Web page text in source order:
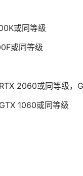
或同等级
或同等级
2060或同等级，
1060或同等级